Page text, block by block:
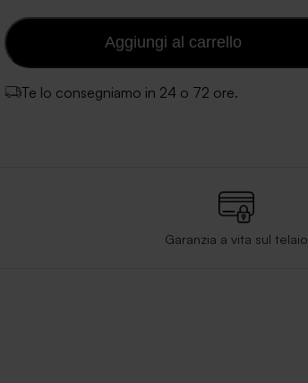
Aggiungi al carrello
Te lo consegniamo in 24 o 72 ore.
Garanzia a vita sul telaio